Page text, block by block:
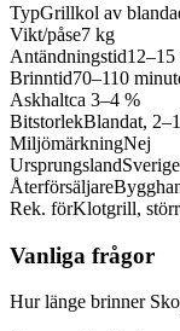
TypGrillkol av
Vikt/påse7 kg
Antändningstid12–15
Brinntid70–110
Askhaltca 3–4 %
BitstorlekBlandat,
MiljömärkningNej
UrsprungslandSverige
Återförsäljare
Rek. förKlotgrill,
Vanliga frågor
Hur länge brinner